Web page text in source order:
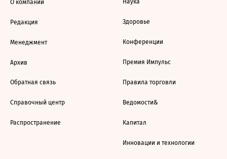
О компании
Редакция
Менеджмент
Архив
Обратная связь
Справочный центр
Распространение
Наука
Здоровье
Конференции
Премия Импульс
Правила торговли
Ведомости&
Капитал
Инновации и технологии